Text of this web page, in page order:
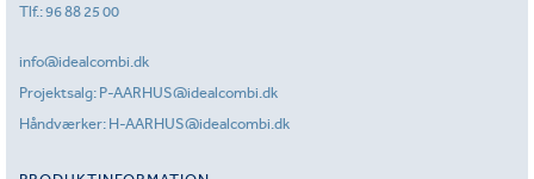
Tlf.:96 88 25 00
info@idealcombi.dk
Projektsalg: P-AARHUS@idealcombi.dk
Håndværker: H-AARHUS@idealcombi.dk